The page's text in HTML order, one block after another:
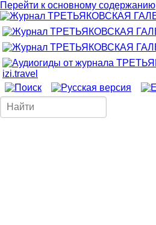
Перейти к основному содержанию